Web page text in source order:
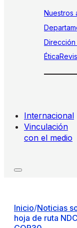
Nuestros
Ética
Internacional
Vinculación
con el medio
Inicio/Noticias
hoja de ruta